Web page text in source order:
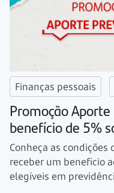
Finanças pessoais
Promoção
benefício de 5%
Conheça as
receber um benefício
elegíveis em